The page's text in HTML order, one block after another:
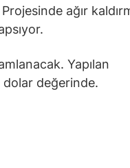
ağır
Yapılan
dolar değerinde.